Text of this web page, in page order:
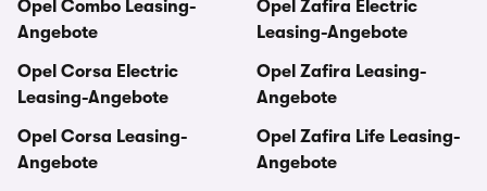
Opel Combo Leasing-
Angebote
Opel Corsa Electric
Leasing-Angebote
Opel Corsa Leasing-
Angebote
Opel Zafira Electric
Leasing-Angebote
Opel Zafira Leasing-
Angebote
Opel Zafira Life Leasing-
Angebote